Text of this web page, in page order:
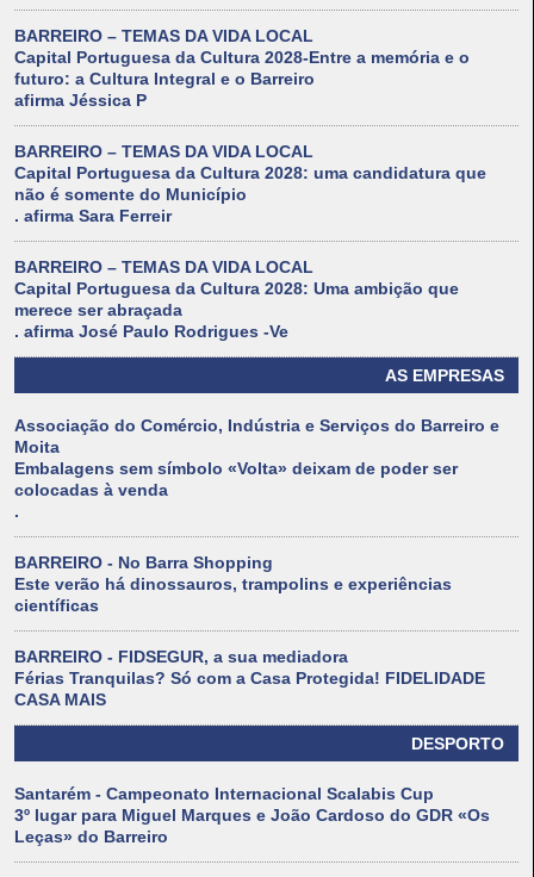
BARREIRO – TEMAS DA VIDA LOCAL
Capital Portuguesa da Cultura 2028-Entre a memória e o
futuro: a Cultura Integral e o Barreiro
afirma Jéssica P
BARREIRO – TEMAS DA VIDA LOCAL
Capital Portuguesa da Cultura 2028: uma candidatura que
não é somente do Município
. afirma Sara Ferreir
BARREIRO – TEMAS DA VIDA LOCAL
Capital Portuguesa da Cultura 2028: Uma ambição que
merece ser abraçada
. afirma José Paulo Rodrigues -Ve
AS EMPRESAS
Associação do Comércio, Indústria e Serviços do Barreiro e
Moita
Embalagens sem símbolo «Volta» deixam de poder ser
colocadas à venda
.
BARREIRO - No Barra Shopping
Este verão há dinossauros, trampolins e experiências
científicas
BARREIRO - FIDSEGUR, a sua mediadora
Férias Tranquilas? Só com a Casa Protegida! FIDELIDADE
CASA MAIS
DESPORTO
Santarém - Campeonato Internacional Scalabis Cup
3º lugar para Miguel Marques e João Cardoso do GDR «Os
Leças» do Barreiro